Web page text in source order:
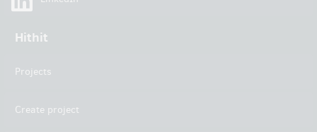
Hithit
Projects
Create project